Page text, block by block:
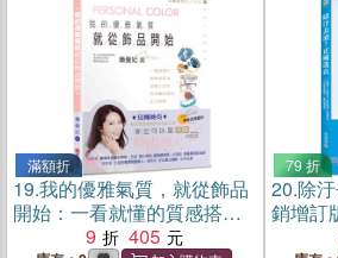
滿額折
19.我的優雅氣質，就從飾品
開始：一看就懂的質感搭配
法，從個人色彩到珠寶飾品
9 405
79 折
20.除
銷增訂
達人